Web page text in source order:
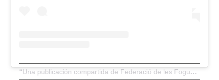
Una publicación compartida de Federació de les Fogueres de Sant Joan (@federacio_de_fogueres)